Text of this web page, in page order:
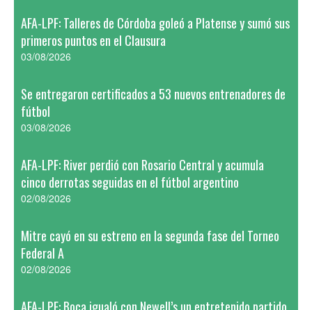
AFA-LPF: Talleres de Córdoba goleó a Platense y sumó sus
primeros puntos en el Clausura
03/08/2026
Se entregaron certificados a 53 nuevos entrenadores de
fútbol
03/08/2026
AFA-LPF: River perdió con Rosario Central y acumula
cinco derrotas seguidas en el fútbol argentino
02/08/2026
Mitre cayó en su estreno en la segunda fase del Torneo
Federal A
02/08/2026